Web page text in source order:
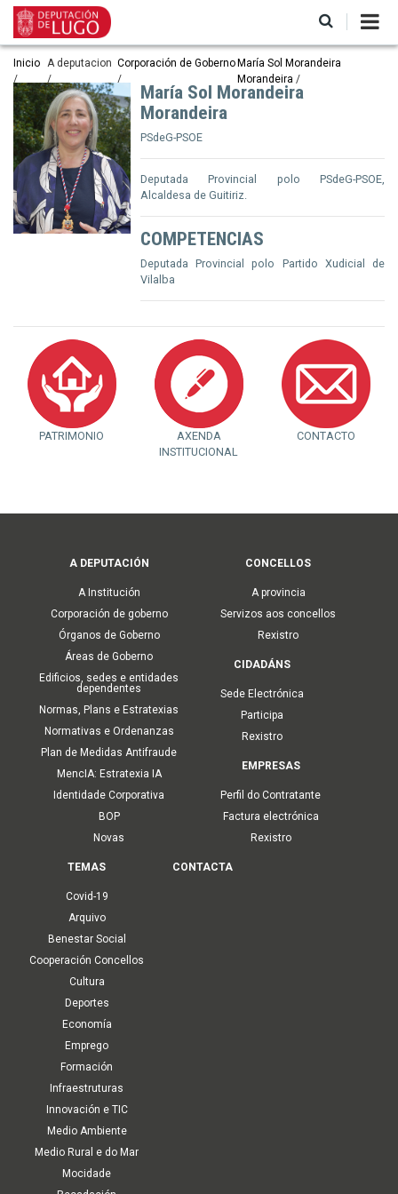
contido
principal
Miga
de
pan
Inicio A deputacion Corporación de GobernoMaría Sol Morandeira
Morandeira
María Sol Morandeira
Morandeira
PSdeG-PSOE
Deputada Provincial polo PSdeG-PSOE,
Alcaldesa de Guitiriz.
COMPETENCIAS
Deputada Provincial polo Partido Xudicial de
Vilalba
PATRIMONIO
AXENDA
INSTITUCIONAL
CONTACTO
navigation
A DEPUTACIÓN
A Institución
Corporación de goberno
Órganos de Goberno
Áreas de Goberno
Edificios, sedes e entidades
dependentes
Normas, Plans e Estratexias
Normativas e Ordenanzas
Plan de Medidas Antifraude
MencIA: Estratexia IA
Identidade Corporativa
BOP
Novas
CONCELLOS
A provincia
Servizos aos concellos
Rexistro
CIDADÁNS
Sede Electrónica
Participa
Rexistro
EMPRESAS
Perfil do Contratante
Factura electrónica
Rexistro
TEMAS
Covid-19
Arquivo
Benestar Social
Cooperación Concellos
Cultura
Deportes
Economía
Emprego
Formación
Infraestruturas
Innovación e TIC
Medio Ambiente
Medio Rural e do Mar
Mocidade
CONTACTA